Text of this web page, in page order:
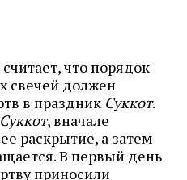
что порядок
свечей должен
в праздник Суккот.
Суккот, вначале
раскрытие, а затем
В первый день
приносили